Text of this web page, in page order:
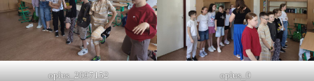
oplus_2097152 oplus_0